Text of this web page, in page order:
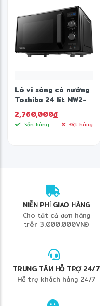
Lò vi sóng có nướng
Toshiba 24 lít MW2-
AG24PC(BK)
2,760,000đ
Sẵn hàng Đặt hàng
MIỄN PHÍ GIAO HÀNG
Cho tất cả đơn hàng
trên 3.000.000VNĐ
TRUNG TÂM HỖ TRỢ 24/7
Hỗ trợ khách hàng 24/7